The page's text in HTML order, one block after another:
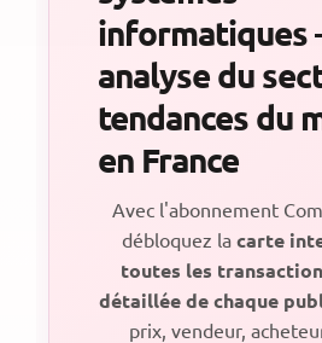
informatiques
analyse du
tendances du
en France
Avec l'abonnement
débloquez la carte
toutes les
détaillée de chaque
prix, vendeur,